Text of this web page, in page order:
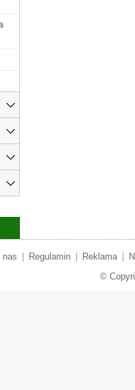
nas Regulamin Reklama
©